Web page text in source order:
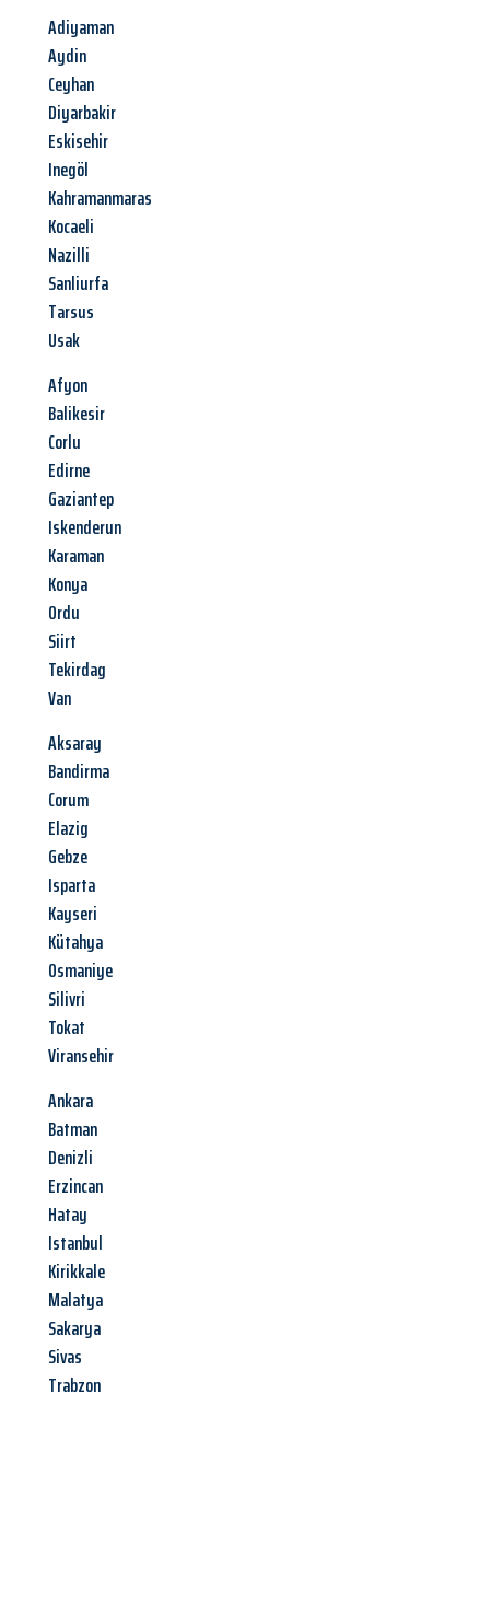
Adiyaman
Aydin
Ceyhan
Diyarbakir
Eskisehir
Inegöl
Kahramanmaras
Kocaeli
Nazilli
Sanliurfa
Tarsus
Usak
Afyon
Balikesir
Corlu
Edirne
Gaziantep
Iskenderun
Karaman
Konya
Ordu
Siirt
Tekirdag
Van
Aksaray
Bandirma
Corum
Elazig
Gebze
Isparta
Kayseri
Kütahya
Osmaniye
Silivri
Tokat
Viransehir
Ankara
Batman
Denizli
Erzincan
Hatay
Istanbul
Kirikkale
Malatya
Sakarya
Sivas
Trabzon